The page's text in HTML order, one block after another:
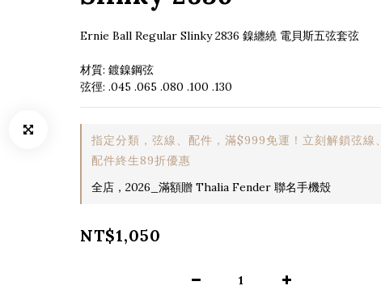
Ernie Ball Regular Slinky 2836 鎳纏繞 電貝斯五弦套弦
材質: 鍍鎳鋼弦
弦徑: .045 .065 .080 .100 .130
指定分類，弦線、配件，滿$999免運！立刻解鎖弦線、
配件終生89折優惠
全店，2026_滿額贈 Thalia Fender 聯名手機殼
NT$1,050